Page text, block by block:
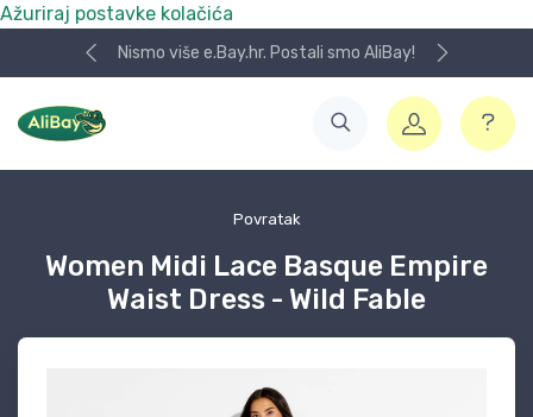
Ažuriraj postavke kolačića
Nismo više e.Bay.hr. Postali smo AliBay!
Povratak
Women Midi Lace Basque Empire
Waist Dress - Wild Fable